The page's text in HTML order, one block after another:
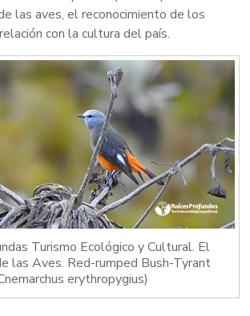
las aves, el reconocimiento de los
con la cultura del país.
Turismo Ecológico y Cultural. El
las Aves. Red-rumped Bush-Tyrant
erythropygius)